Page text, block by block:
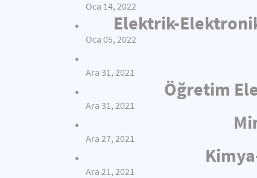
Oca 14, 2022
Elektrik-
Oca 05, 2022
Ara 31, 2021
Öğretim
Ara 31, 2021
Ara 27, 2021
Ara 21, 2021